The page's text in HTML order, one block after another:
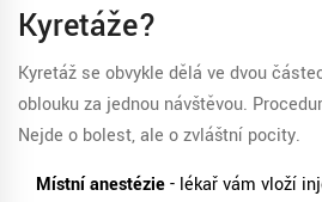
Kyretáže?
Kyretáž se obvykle dělá ve dvou
oblouku za jednou návštěvou.
Nejde o bolest, ale o zvláštní pocity.
Místní anestézie- lékař vám vloží